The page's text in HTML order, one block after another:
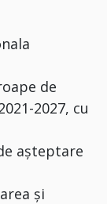
de
2027, cu
așteptare
și